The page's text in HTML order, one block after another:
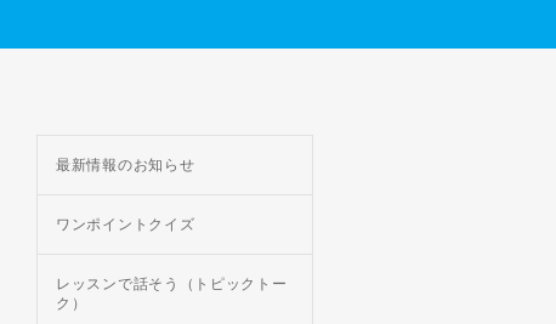
最新情報のお知らせ
ワンポイントクイズ
レッスンで話そう（トピックトー
ク）